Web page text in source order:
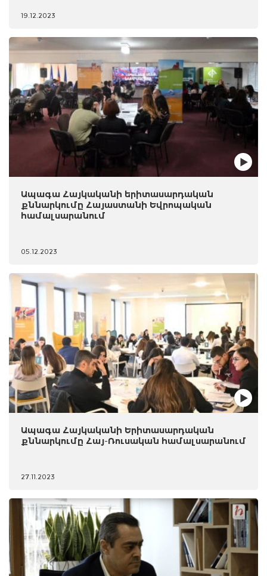
19.12.2023
Ապագա Հայկականի երիտասարդական
քննարկումը Հայաստանի Եվրոպական
համալսարանում
05.12.2023
Ապագա Հայկականի Երիտասարդական
քննարկումը Հայ-Ռուսական համալսարանում
27.11.2023